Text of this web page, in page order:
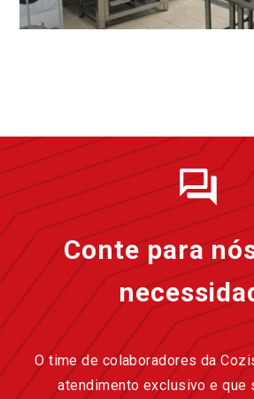
Conte para
O time de colaboradores da
atendimento exclusivo e que